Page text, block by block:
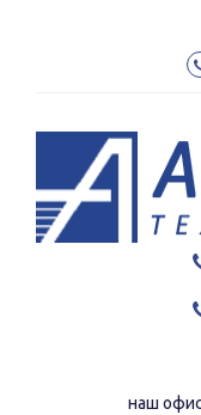
наш